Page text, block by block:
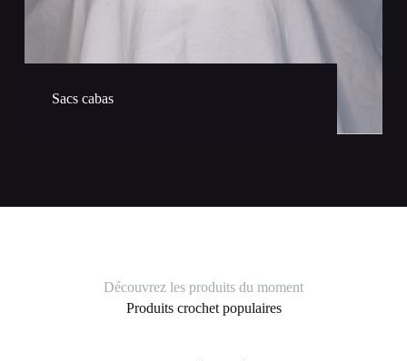
Sacs cabas
Découvrez les produits du moment
Produits crochet populaires